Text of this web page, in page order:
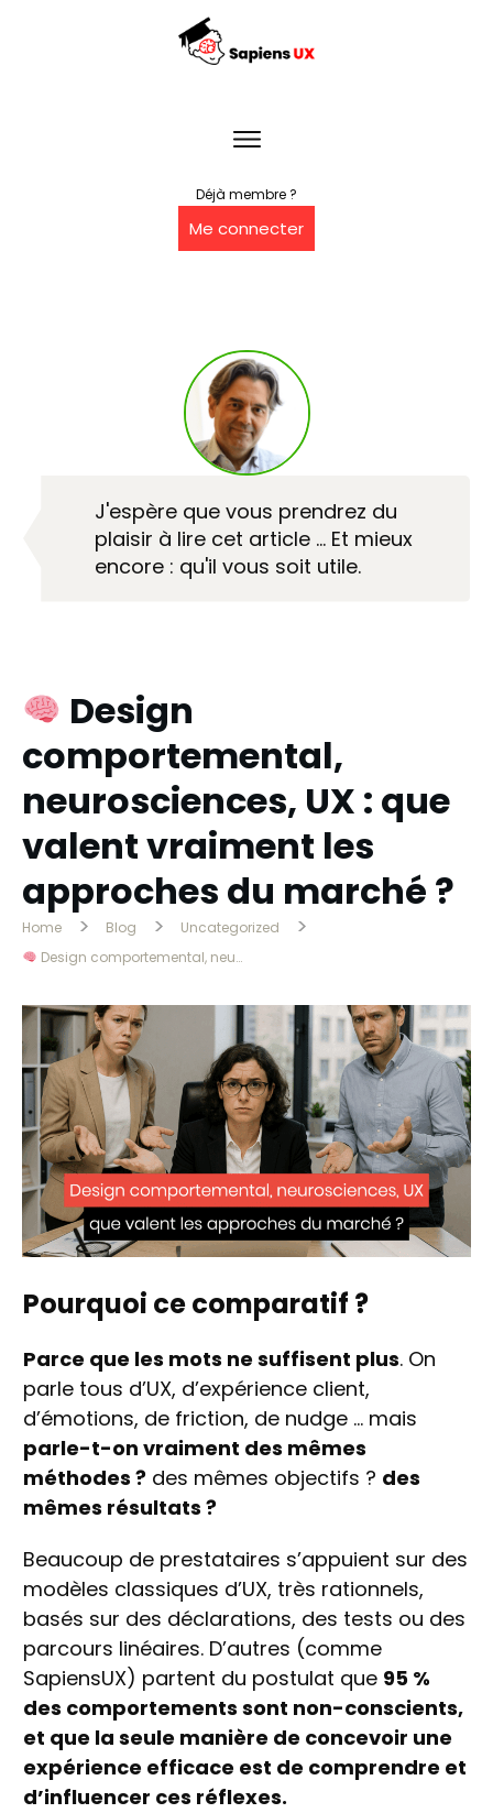
Déjà membre ?
Me connecter
J'espère que vous prendrez du
plaisir à lire cet article … Et mieux
encore : qu'il vous soit utile.
Design
comportemental,
neurosciences, UX : que
valent vraiment les
approches du marché ?
Home > Blog > Uncategorized >
Design comportemental, neurosciences, UX : que valent vraiment les approches du marché ?
Pourquoi ce comparatif ?
Parce que les mots ne suffisent plus. On
parle tous d’UX, d’expérience client,
d’émotions, de friction, de nudge … mais
parle-t-on vraiment des mêmes
méthodes ? des mêmes objectifs ? des
mêmes résultats ?
Beaucoup de prestataires s’appuient sur des
modèles classiques d’UX, très rationnels,
basés sur des déclarations, des tests ou des
parcours linéaires. D’autres (comme
SapiensUX) partent du postulat que 95 %
des comportements sont non-conscients,
et que la seule manière de concevoir une
expérience efficace est de comprendre et
d’influencer ces réflexes.